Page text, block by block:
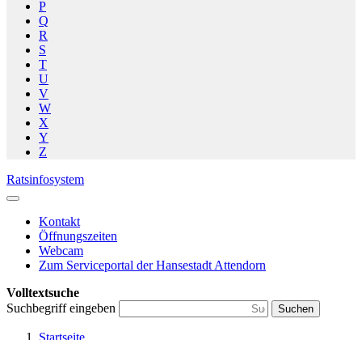
P
Q
R
S
T
U
V
W
X
Y
Z
Ratsinfosystem
Kontakt
Öffnungszeiten
Webcam
Zum Serviceportal der Hansestadt Attendorn
Volltextsuche
Suchbegriff eingeben
Suchen
Startseite